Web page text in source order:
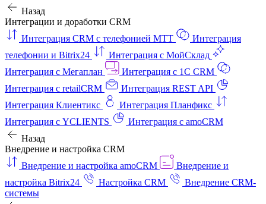
Назад
Интеграции и доработки CRM
Интеграция CRM с телефонией МТТ
Интеграция
телефонии и Bitrix24
Интеграция с МойСклад
Интеграция с Мегаплан
Интеграция с 1C CRM
Интеграция с retailCRM
Интеграция REST API
Интеграция Клиентикс
Интеграция Планфикс
Интеграция с YCLIENTS
Интеграция с amoCRM
Назад
Внедрение и настройка CRM
Внедрение и настройка amoCRM
Внедрение и
настройка Bitrix24
Настройка CRM
Внедрение CRM-
системы